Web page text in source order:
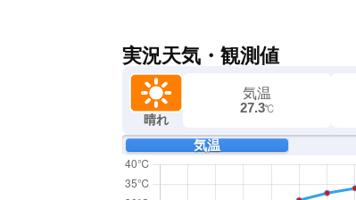
実況天気・観測値
晴れ
気温
27.3℃
気温